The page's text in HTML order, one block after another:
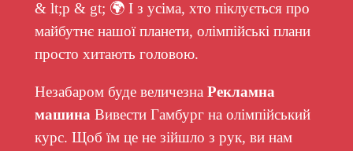
& lt;p & gt; 🌍 І з усіма, хто піклується про
майбутнє нашої планети, олімпійські плани
просто хитають головою.
Незабаром буде величезна Рекламна
машина Вивести Гамбург на олімпійський
курс. Щоб їм це не зійшло з рук, ви нам